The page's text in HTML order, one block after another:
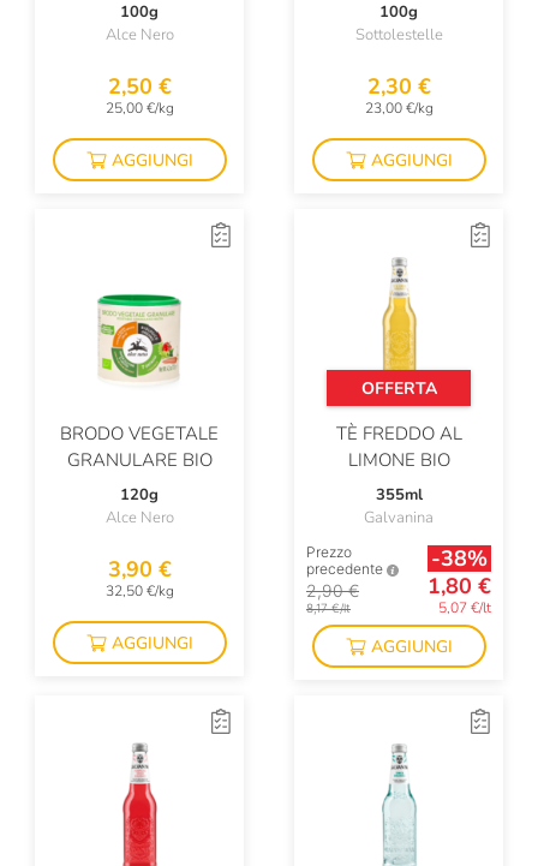
100g
Alce Nero
2,50 €
25,00 €/kg
AGGIUNGI
100g
Sottolestelle
2,30 €
23,00 €/kg
AGGIUNGI
BRODO VEGETALE
GRANULARE BIO
120g
Alce Nero
3,90 €
32,50 €/kg
AGGIUNGI
OFFERTA
TÈ FREDDO AL
LIMONE BIO
355ml
Galvanina
Prezzo
precedente
2,90 €
8,17 €/lt
-38%
1,80 €
5,07 €/lt
AGGIUNGI